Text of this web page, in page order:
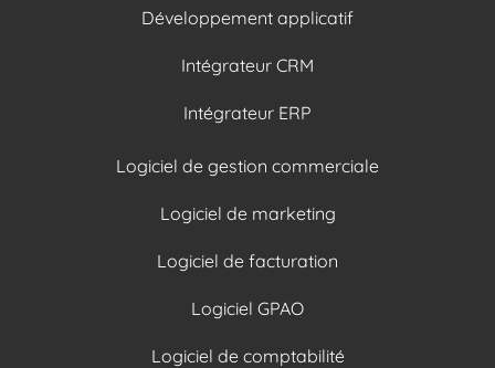
Développement applicatif
Intégrateur CRM
Intégrateur ERP
Logiciel de gestion commerciale
Logiciel de marketing
Logiciel de facturation
Logiciel GPAO
Logiciel de comptabilité